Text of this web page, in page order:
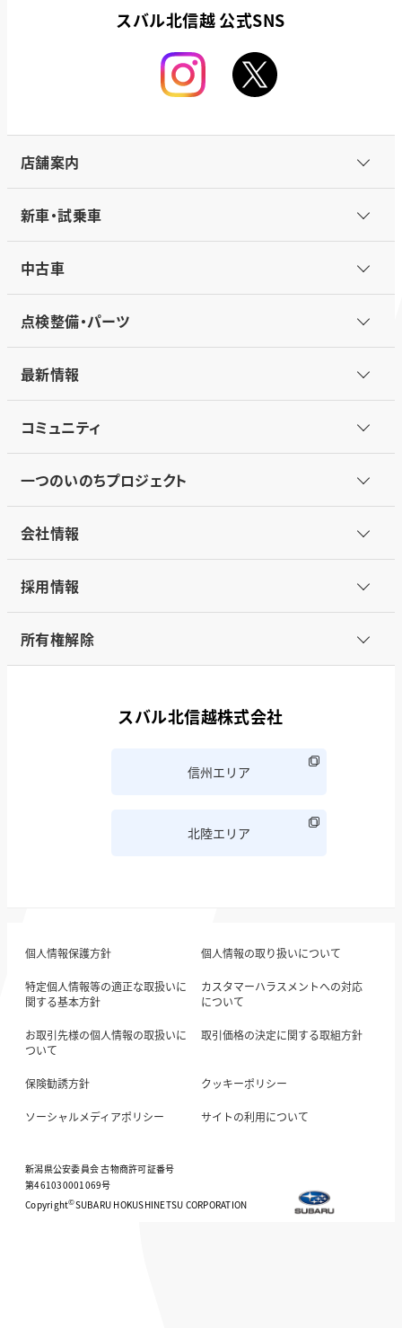
スバル北信越 公式SNS
店舗案内
新車・試乗車
中古車
点検整備・パーツ
最新情報
コミュニティ
一つのいのちプロジェクト
会社情報
採用情報
所有権解除
スバル北信越株式会社
信州エリア
北陸エリア
個人情報保護方針 個人情報の取り扱いについて
特定個人情報等の適正な取扱いに
関する基本方針
カスタマーハラスメントへの対応
について
お取引先様の個人情報の取扱いに
ついて
取引価格の決定に関する取組方針
保険勧誘方針 クッキーポリシー
ソーシャルメディアポリシー サイトの利用について
新潟県公安委員会 古物商許可証番号
第461030001069号
Copyright©SUBARU HOKUSHINETSU CORPORATION